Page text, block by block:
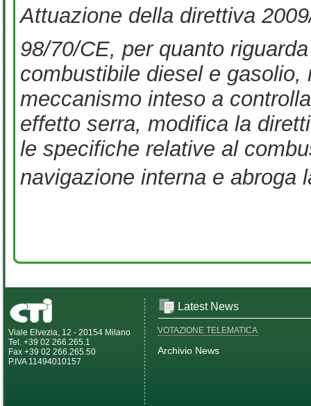
Attuazione della direttiva
98/70/CE, per quanto
combustibile diesel e
meccanismo inteso a
effetto serra, modifica la
le specifiche relative al
navigazione interna e abroga
Viale Elvezia, 12 - 20154 Milano
Tel. +39 02 266.265.1
Fax +39 02 266.265.50
P.IVA 11494010157
Latest News
VOTAZIONE TELEMATICA
Archivio News